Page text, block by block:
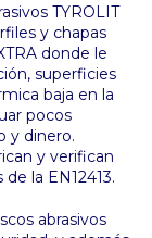
TYROLIT
y chapas
donde le
superficies
baja en la
pocos
y dinero.
y verifican
la EN12413.
abrasivos